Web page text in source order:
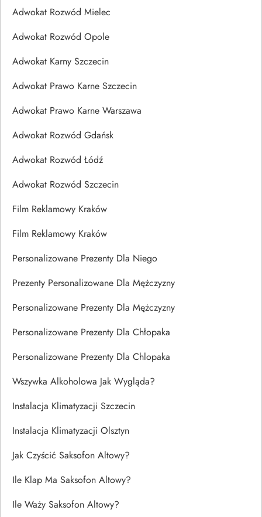
Adwokat Rozwód Mielec
Adwokat Rozwód Opole
Adwokat Karny Szczecin
Adwokat Prawo Karne Szczecin
Adwokat Prawo Karne Warszawa
Adwokat Rozwód Gdańsk
Adwokat Rozwód Łódź
Adwokat Rozwód Szczecin
Film Reklamowy Kraków
Film Reklamowy Kraków
Personalizowane Prezenty Dla Niego
Prezenty Personalizowane Dla Mężczyzny
Personalizowane Prezenty Dla Mężczyzny
Personalizowane Prezenty Dla Chłopaka
Personalizowane Prezenty Dla Chlopaka
Wszywka Alkoholowa Jak Wygląda?
Instalacja Klimatyzacji Szczecin
Instalacja Klimatyzacji Olsztyn
Jak Czyścić Saksofon Altowy?
Ile Klap Ma Saksofon Altowy?
Ile Waży Saksofon Altowy?